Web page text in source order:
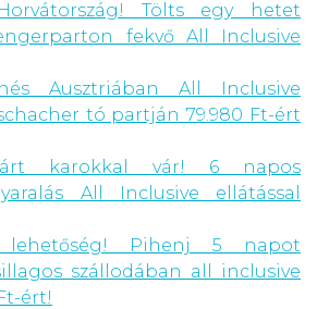
Tölts egy hetet
fekvő All Inclusive
Ausztriában All Inclusive
tó partján 79.980 Ft-ért
tárt karokkal vár! 6 napos
All Inclusive ellátással
lehetőség! Pihenj 5 napot
szállodában all inclusive
ért!